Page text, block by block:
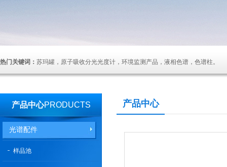
热门关键词： 苏玛罐，原子吸收分光光度计，环境监测产品，液相色谱，色谱柱。
产品中心PRODUCTS
光谱配件
样品池
产品中心